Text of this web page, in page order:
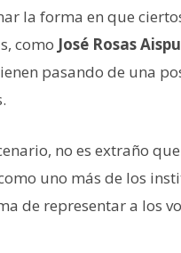
la forma en que
como José Rosas
pasando de una
no es extraño
uno más de los
de representar a los